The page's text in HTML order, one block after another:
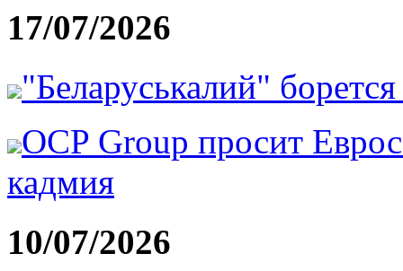
17/07/2026
"Беларуськалий" борется
OCP Group просит
кадмия
10/07/2026